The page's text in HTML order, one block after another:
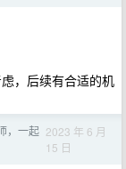
，后续有合适的机
，一起 2023 年 6 月
15 日